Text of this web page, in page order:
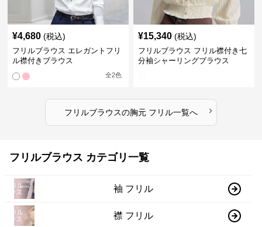
¥4,680 (税込)
フリルブラウス エレガントフリ
ル襟付きブラウス
全2色
¥15,340 (税込)
フリルブラウス フリル襟付き七
分袖シャーリングブラウス
フリルブラウスの胸元 フリル一覧へ ›
フリルブラウス カテゴリ一覧
袖 フリル
襟 フリル